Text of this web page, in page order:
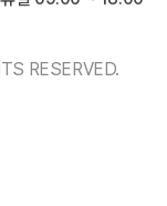
RESERVED.